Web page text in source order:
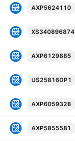
AXP5624110
XS340896874
AXP6129885
US25816DP1
AXP6059328
AXP5855581